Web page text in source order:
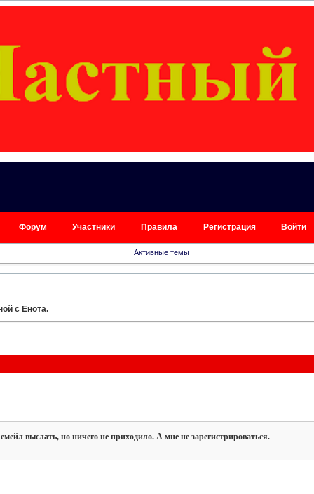
Форум Участники Правила Регистрация Войти
Активные темы
с Енота.
выслать, но ничего не приходило. А мне незарегистрироваться.